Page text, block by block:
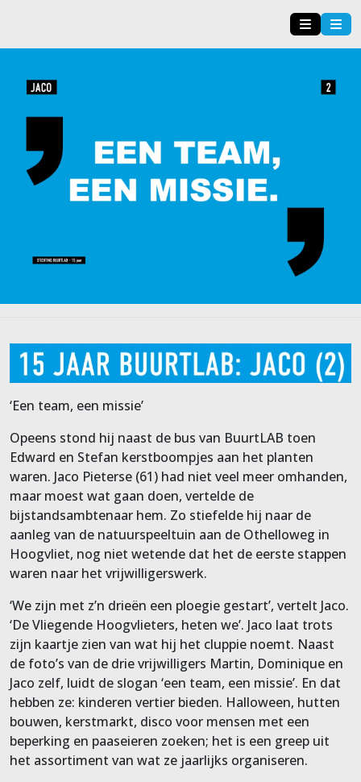
‘Een team, een missie’
Opeens stond hij naast de bus van BuurtLAB toen
Edward en Stefan kerstboompjes aan het planten
waren. Jaco Pieterse (61) had niet veel meer omhanden,
maar moest wat gaan doen, vertelde de
bijstandsambtenaar hem. Zo stiefelde hij naar de
aanleg van de natuurspeeltuin aan de Othelloweg in
Hoogvliet, nog niet wetende dat het de eerste stappen
waren naar het vrijwilligerswerk.
‘We zijn met z’n drieën een ploegie gestart’, vertelt Jaco.
‘De Vliegende Hoogvlieters, heten we’. Jaco laat trots
zijn kaartje zien van wat hij het cluppie noemt. Naast
de foto’s van de drie vrijwilligers Martin, Dominique en
Jaco zelf, luidt de slogan ‘een team, een missie’. En dat
hebben ze: kinderen vertier bieden. Halloween, hutten
bouwen, kerstmarkt, disco voor mensen met een
beperking en paaseieren zoeken; het is een greep uit
het assortiment van wat ze jaarlijks organiseren.